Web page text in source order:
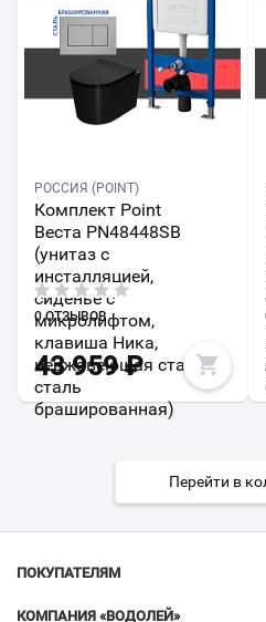
РОССИЯ (POINT)
Комплект Point
Веста PN48448SB
(унитаз с
инсталляцией,
сиденье с
микролифтом,
клавиша Ника,
нержавеющая сталь,
сталь
брашированная)
0 ОТЗЫВОВ
43 959₽
Перейти в
ПОКУПАТЕЛЯМ
КОМПАНИЯ «ВОДОЛЕЙ»